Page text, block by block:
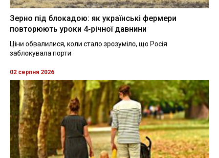
Зерно під блокадою: як українські фермери
повторюють уроки 4-річної давнини
Ціни обвалилися, коли стало зрозуміло, що Росія
заблокувала порти
02 серпня 2026